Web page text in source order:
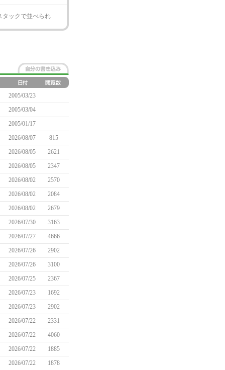
タックで並べられ
2005/03/23
2005/03/04
2005/01/17
2026/08/07
815
2026/08/05
2621
2026/08/05
2347
2026/08/02
2570
2026/08/02
2084
2026/08/02
2679
2026/07/30
3163
2026/07/27
4666
2026/07/26
2902
2026/07/26
3100
2026/07/25
2367
2026/07/23
1692
2026/07/23
2902
2026/07/22
2331
2026/07/22
4060
2026/07/22
1885
2026/07/22 1878